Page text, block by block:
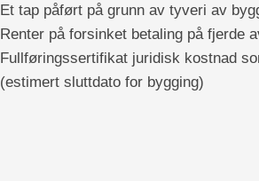
Et tap påført på grunn av tyveri av
Renter på forsinket betaling på fjerde
Fullføringssertifikat juridisk kostnad
(estimert sluttdato for bygging)